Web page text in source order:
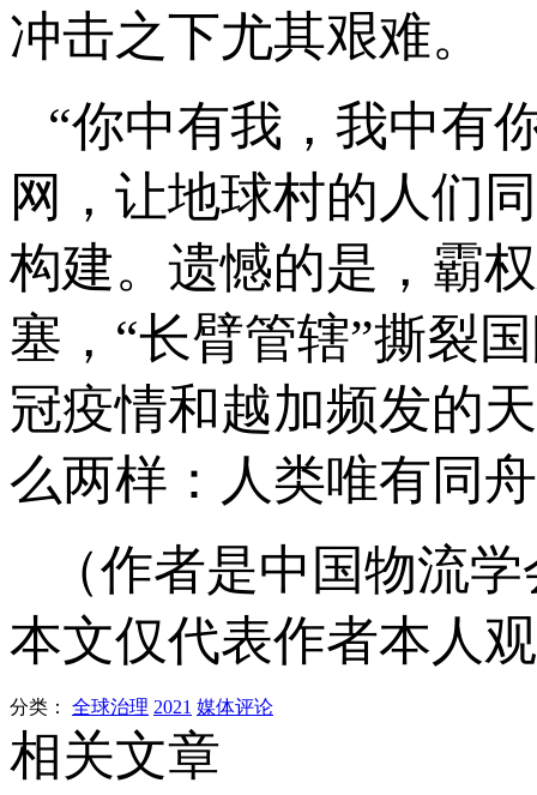
冲击之下尤其艰难。
“你中有我，我中有
网，让地球村的人们
构建。遗憾的是，霸
塞，“长臂管辖”撕裂
冠疫情和越加频发的
么两样：人类唯有同
（作者是中国物流
本文仅代表作者本人
分类： 全球治理 2021 媒体评论
相关文章